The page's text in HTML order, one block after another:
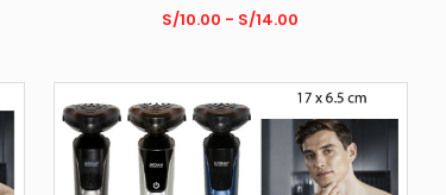
S/10.00 - S/14.00